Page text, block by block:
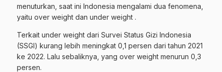
menuturkan, saat ini Indonesia mengalami dua fenomena,
yaitu over weight dan under weight .
Terkait under weight dari Survei Status Gizi Indonesia
(SSGI) kurang lebih meningkat 0,1 persen dari tahun 2021
ke 2022. Lalu sebaliknya, yang over weight menurun 0,3
persen.